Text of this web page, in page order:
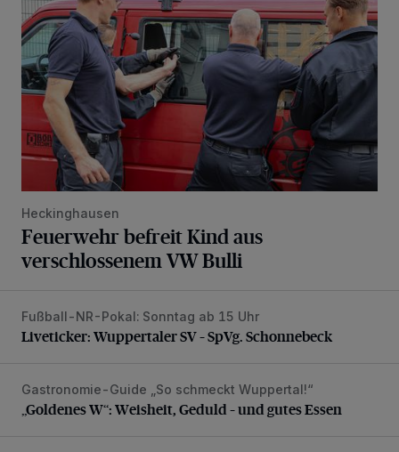
Heckinghausen
Feuerwehr befreit Kind aus
verschlossenem VW Bulli
Liveticker: Wuppertaler SV – SpVg. Schonnebeck
Fußball-NR-Pokal: Sonntag ab 15 Uhr
Liveticker: Wuppertaler SV – SpVg. Schonnebeck
„Goldenes W“: Weisheit, Geduld – und gutes Essen
Gastronomie-Guide „So schmeckt Wuppertal!“
„Goldenes W“: Weisheit, Geduld – und gutes Essen